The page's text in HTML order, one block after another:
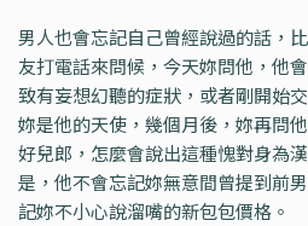
男人也會忘記自己曾經說過的話，
友打電話來問候，今天妳問他，他
致有妄想幻聽的症狀，或者剛開始
妳是他的天使，幾個月後，妳再問
好兒郎，怎麼會說出這種愧對身為
是，他不會忘記妳無意間曾提到前
記妳不小心說溜嘴的新包包價格。